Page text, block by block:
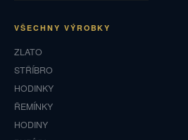
VŠECHNY VÝROBKY
ZLATO
STŘÍBRO
HODINKY
ŘEMÍNKY
HODINY